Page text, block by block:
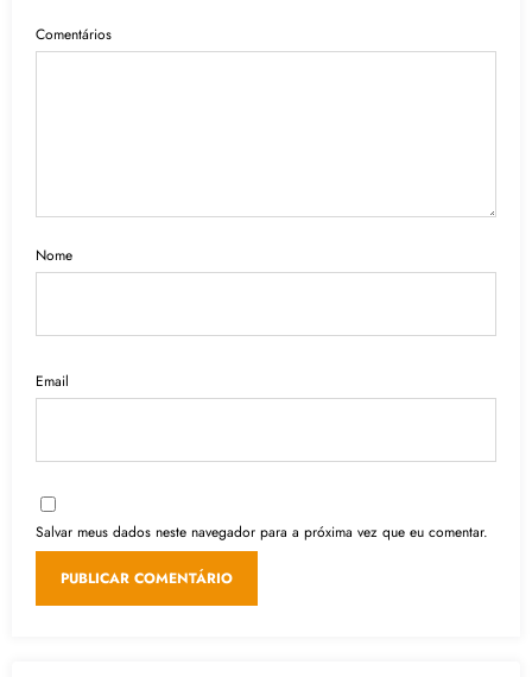
Comentários
Nome
Email
Salvar meus dados neste navegador para a próxima vez que eu comentar.